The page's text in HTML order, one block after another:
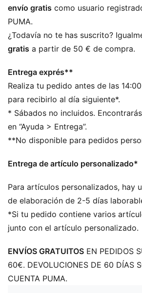
El gancho metálico de seguridad
se abra sin querer
Gancho metálico de seguridad
Gancho de plástico en la parte
Logotipo PUMA vertical en la parte
7 x 22,5 x 7 cm (Al. x An. x Pr.)
70 % tritán, 23 % polipropileno, 5 %
acero inoxidable
envío gratis como usuario
PUMA.
¿Todavía no te has suscrito?
gratis a partir de 50 € de compra.
Entrega exprés**
Realiza tu pedido antes de las
para recibirlo al día siguiente*.
* Sábados no incluidos.
en “Ayuda > Entrega”.
**No disponible para pedidos
Entrega de artículo personalizado*
Para artículos personalizados, hay
de elaboración de 2-5 días
*Si tu pedido contiene varios
junto con el artículo personalizado.
ENVÍOS GRATUITOS EN PEDIDOS
60€. DEVOLUCIONES DE 60 DÍAS
CUENTA PUMA.